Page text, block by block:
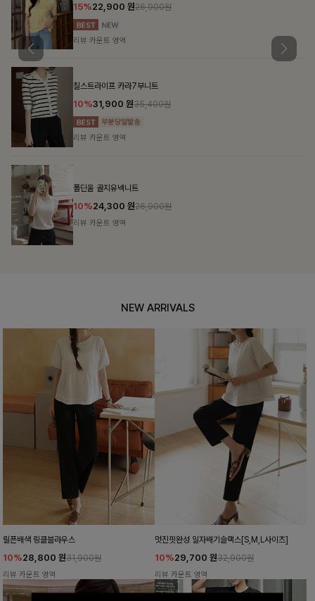
15%22,900 원26,900원
리뷰 카운트 영역
칠스트라이프 카라7부니트
10%31,900 원35,400원
리뷰 카운트 영역
폴딘울 골지유넥니트
10%24,300 원26,900원
리뷰 카운트 영역
NEW ARRIVALS
릴픈배색 링클블라우스
10%28,800 원31,900원
리뷰 카운트 영역
멋진핏완성 일자배기슬랙스[S,M,L사이즈]
10%29,700 원32,900원
리뷰 카운트 영역